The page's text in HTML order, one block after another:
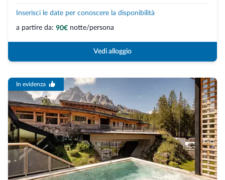
Inserisci le date per conoscere la disponibilità
a partire da: 90€ notte/persona
Vedi alloggio
In evidenza